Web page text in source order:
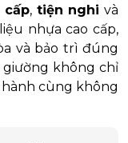
cấp, tiện nghi và
nhựa cao cấp,
và bảo trì đúng
giường không chỉ
cùng không